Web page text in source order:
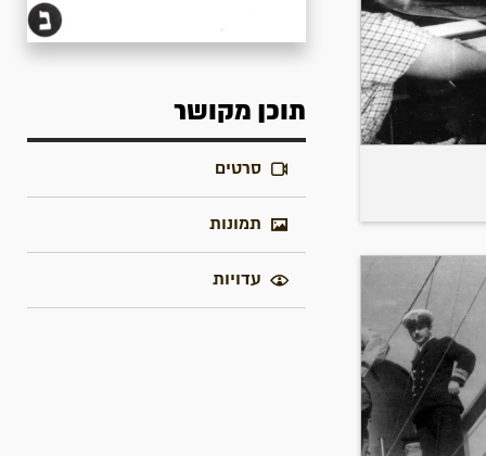
תוכן מקושר
סרטים
תמונות
עדויות